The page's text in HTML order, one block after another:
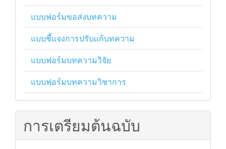
แบบฟอร์มขอส่งบทความ
แบบชี้แจงการปรับแก้บทความ
แบบฟอร์มบทความวิจัย
แบบฟอร์มบทความวิชาการ
การเตรียมต้นฉบับ